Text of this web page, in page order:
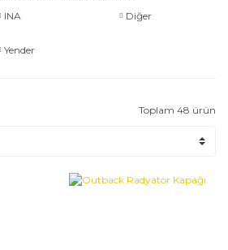
INA Diğer
Yender
Toplam 48 ürün